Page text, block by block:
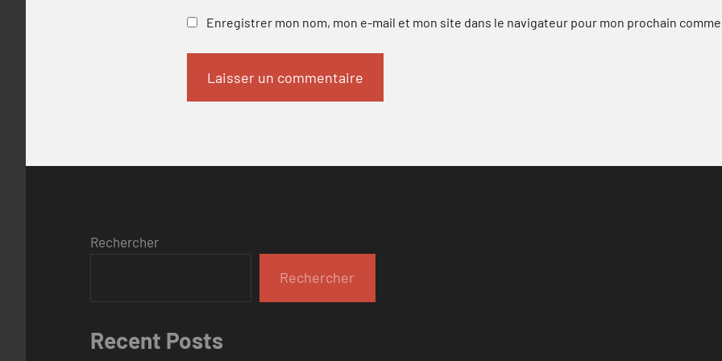
Enregistrer mon nom, mon e-mail et mon site dans le navigateur pour mon prochain
Rechercher
Rechercher
Recent Posts